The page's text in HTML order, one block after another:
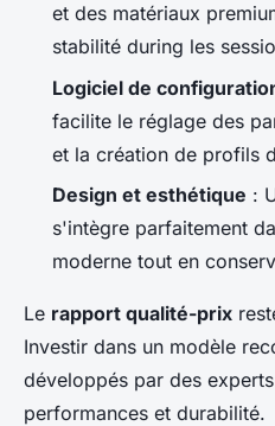
et des matériaux
stabilité during les
Logiciel de
facilite le réglage des
et la création de profils
Design et esthétique :
s'intègre parfaitement
moderne tout en
Le rapport qualité-prix
Investir dans un modèle
développés par des
performances et durabilité.